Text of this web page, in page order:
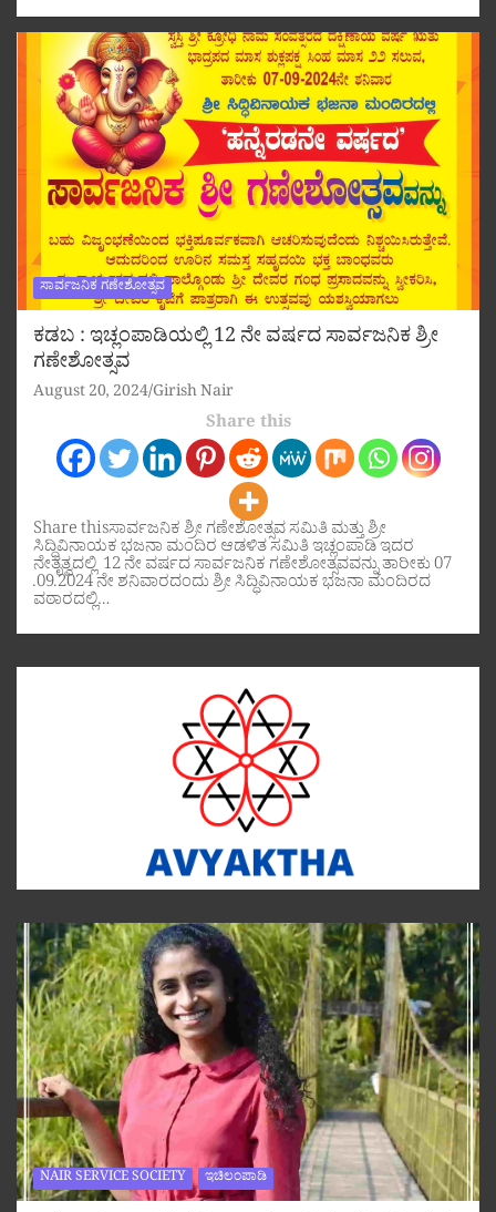
ಸಾರ್ವಜನಿಕ ಗಣೇಶೋತ್ಸವ
ಕಡಬ : ಇಚ್ಲಂಪಾಡಿಯಲ್ಲಿ 12 ನೇ ವರ್ಷದ ಸಾರ್ವಜನಿಕ ಶ್ರೀ
ಗಣೇಶೋತ್ಸವ
August 20, 2024 Girish Nair
Share this
Share thisಸಾರ್ವಜನಿಕ ಶ್ರೀ ಗಣೇಶೋತ್ಸವ ಸಮಿತಿ ಮತ್ತು ಶ್ರೀ
ಸಿದ್ಧಿವಿನಾಯಕ ಭಜನಾ ಮಂದಿರ ಆಡಳಿತ ಸಮಿತಿ ಇಚ್ಲಂಪಾಡಿ ಇದರ
ನೇತೃತ್ವದಲ್ಲಿ 12 ನೇ ವರ್ಷದ ಸಾರ್ವಜನಿಕ ಗಣೇಶೋತ್ಸವವನ್ನು ತಾರೀಕು 07
.09.2024 ನೇ ಶನಿವಾರದಂದು ಶ್ರೀ ಸಿದ್ಧಿವಿನಾಯಕ ಭಜನಾ ಮಂದಿರದ
ವಠಾರದಲ್ಲಿ…
NAIR SERVICE SOCIETY ಇಚಿಲಂಪಾಡಿ